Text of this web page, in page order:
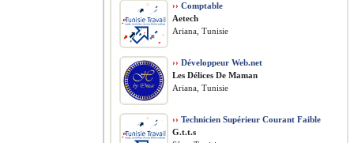
›› Comptable
Aetech
Ariana, Tunisie
›› Développeur Web.net
Les Délices De Maman
Ariana, Tunisie
›› Technicien Supérieur Courant Faible
G.t.t.s